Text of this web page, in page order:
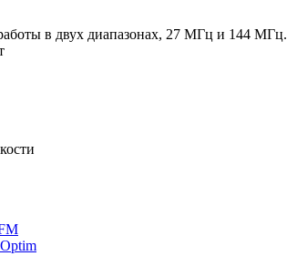
в двух диапазонах, 27 МГц и 144 МГц.